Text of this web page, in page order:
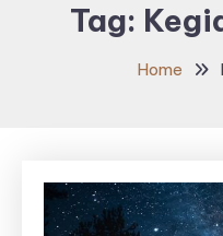
Tag:
Home